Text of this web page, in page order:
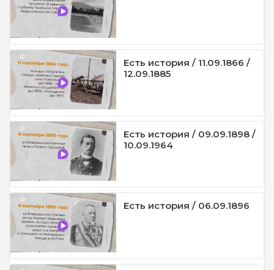
Есть история / 11.09.1866 /
12.09.1885
Есть история / 09.09.1898 /
10.09.1964
Есть история / 06.09.1896